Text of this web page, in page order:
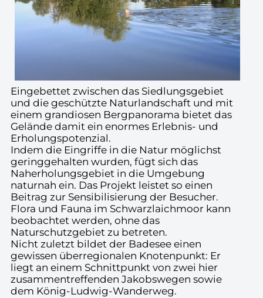
Eingebettet zwischen das Siedlungsgebiet
und die geschützte Naturlandschaft und mit
einem grandiosen Bergpanorama bietet das
Gelände damit ein enormes Erlebnis- und
Erholungspotenzial.
Indem die Eingriffe in die Natur möglichst
geringgehalten wurden, fügt sich das
Naherholungsgebiet in die Umgebung
naturnah ein. Das Projekt leistet so einen
Beitrag zur Sensibilisierung der Besucher.
Flora und Fauna im Schwarzlaichmoor kann
beobachtet werden, ohne das
Naturschutzgebiet zu betreten.
Nicht zuletzt bildet der Badesee einen
gewissen überregionalen Knotenpunkt: Er
liegt an einem Schnittpunkt von zwei hier
zusammentreffenden Jakobswegen sowie
dem König-Ludwig-Wanderweg.